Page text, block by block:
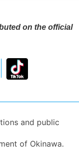
on the official
and public
of Okinawa.